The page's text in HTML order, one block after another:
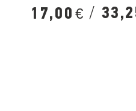
17,00 € /